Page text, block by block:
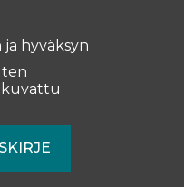
hyväksyn
kuvattu